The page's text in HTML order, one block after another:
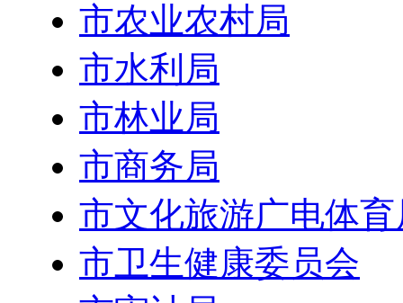
市农业农村局
市水利局
市林业局
市商务局
市文化旅游广电体育
市卫生健康委员会